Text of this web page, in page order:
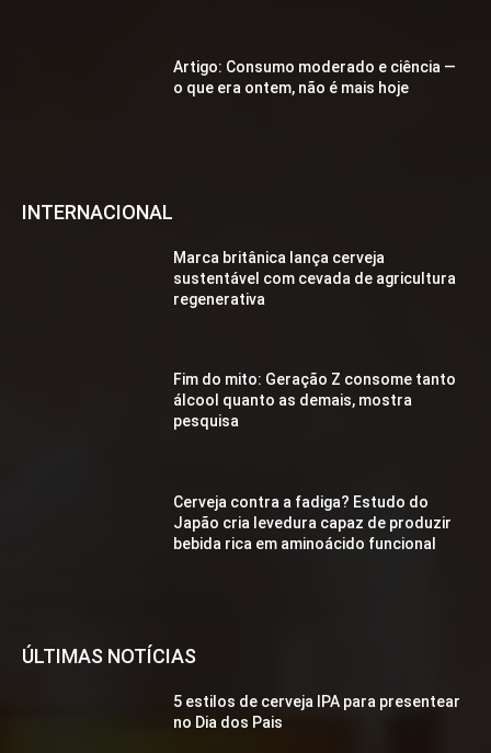
Artigo: Consumo moderado e ciência —
o que era ontem, não é mais hoje
INTERNACIONAL
Marca britânica lança cerveja
sustentável com cevada de agricultura
regenerativa
Fim do mito: Geração Z consome tanto
álcool quanto as demais, mostra
pesquisa
Cerveja contra a fadiga? Estudo do
Japão cria levedura capaz de produzir
bebida rica em aminoácido funcional
ÚLTIMAS NOTÍCIAS
5 estilos de cerveja IPA para presentear
no Dia dos Pais